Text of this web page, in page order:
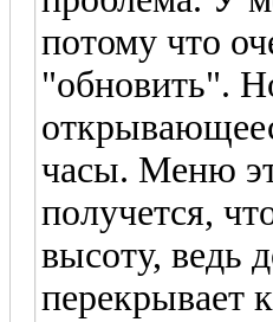
потому что
"обновить".
часы. Меню
получется,
высоту, ведь
перекрывает